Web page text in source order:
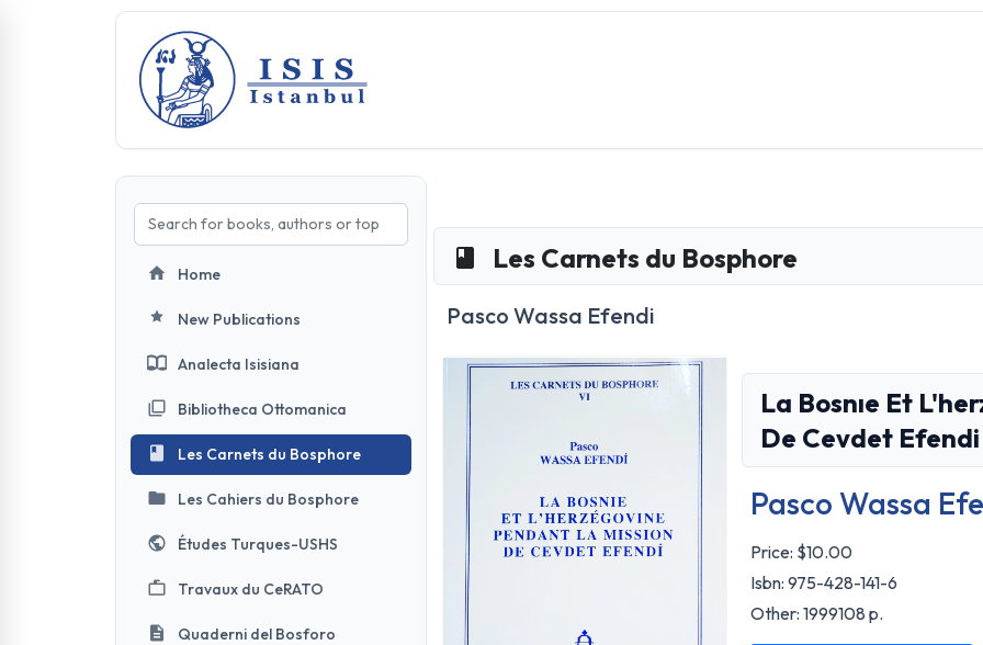
Home
New Publications
Analecta Isisiana
Bibliotheca Ottomanica
Les Carnets du Bosphore
Les Cahiers du Bosphore
Études Turques-USHS
Travaux du CeRATO
Quaderni del Bosforo
Les Carnets du Bosphore
Pasco Wassa Efendi
La Bosnıe Et
De Cevdet Efendi
Pasco Wassa
Price: $10.00
Isbn: 975-428-141-6
Other: 1999108 p.